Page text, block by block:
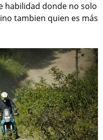
habilidad donde no solo
tambien quien es más